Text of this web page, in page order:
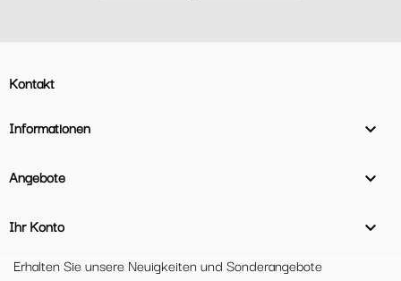
Kontakt
Informationen 
Angebote 
Ihr Konto

Erhalten Sie unsere Neuigkeiten und Sonderangebote